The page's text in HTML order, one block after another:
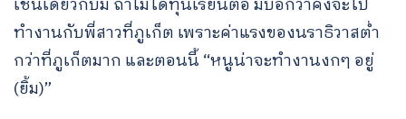
เช่นเดียวกับมี ถ้าไม่ได้ทุนเรียนต่อ มีบอกว่าคงจะไป
ทำงานกับพี่สาวที่ภูเก็ต เพราะค่าแรงของนราธิวาสต่ำ
กว่าที่ภูเก็ตมาก และตอนนี้ “หนูน่าจะทำงานงกๆ อยู่
(ยิ้ม)”